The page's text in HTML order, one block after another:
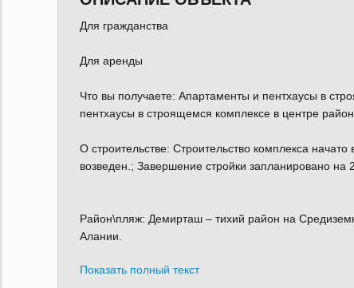
Для гражданства
Для аренды
Что вы получаете: Апартаменты и пентхаусы в
пентхаусы в строящемся комплексе в центре
О строительстве: Строительство комплекса
возведен.; Завершение стройки запланировано на
Район\пляж: Демирташ – тихий район на
Алании.
Показать полный текст